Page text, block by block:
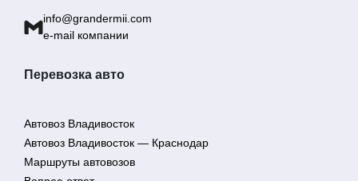
info@grandermii.com
e-mail компании
Перевозка авто
Автовоз Владивосток
Автовоз Владивосток — Краснодар
Маршруты автовозов